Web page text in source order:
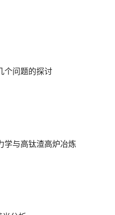
个问题的探讨
学与高钛渣高炉冶炼